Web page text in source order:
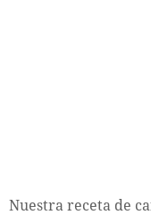
Nuestra receta de